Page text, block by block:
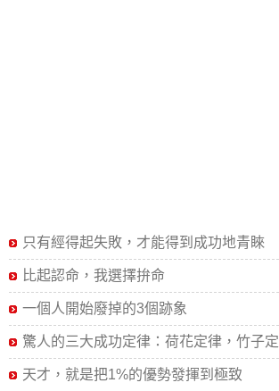
只有經得起失敗，才能得到成功地青睞
比起認命，我選擇拚命
一個人開始廢掉的3個跡象
驚人的三大成功定律：荷花定律，竹子定
天才，就是把1%的優勢發揮到極致